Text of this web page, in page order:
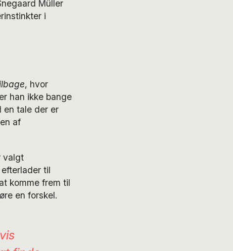
Müller
i
, hvor
han ikke bange
en tale der er
af
valgt
til
komme frem til
en forskel.